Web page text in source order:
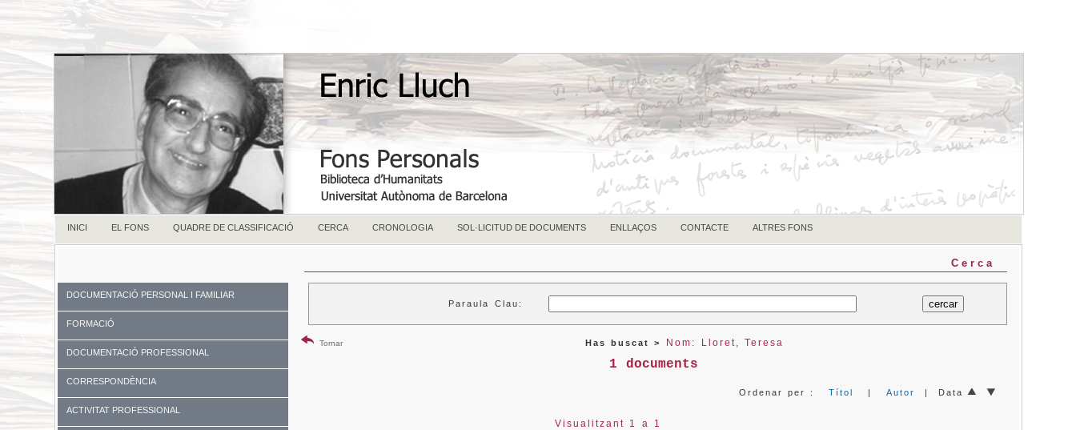
INICI EL FONS QUADRE DE CLASSIFICACIÓ CERCA CRONOLOGIA SOL·LICITUD DE DOCUMENTS ENLLAÇOS CONTACTE ALTRES FONS
DOCUMENTACIÓ PERSONAL I FAMILIAR
FORMACIÓ
DOCUMENTACIÓ PROFESSIONAL
CORRESPONDÈNCIA
ACTIVITAT PROFESSIONAL
Cerca
Paraula Clau:
Tornar Has buscat > Nom: Lloret, Teresa
1 documents
Ordenar per :Títol |Autor | Data
Visualitzant 1 a 1